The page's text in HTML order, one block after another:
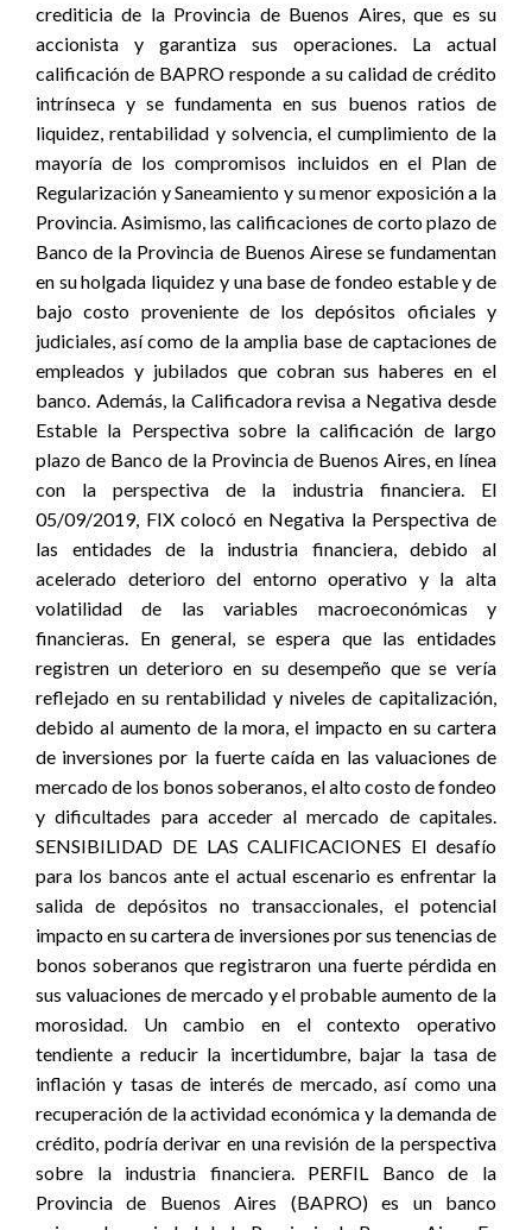
crediticia de la Provincia de Buenos Aires, que es su
accionista y garantiza sus operaciones. La actual
calificación de BAPRO responde a su calidad de crédito
intrínseca y se fundamenta en sus buenos ratios de
liquidez, rentabilidad y solvencia, el cumplimiento de la
mayoría de los compromisos incluidos en el Plan de
Regularización y Saneamiento y su menor exposición a la
Provincia. Asimismo, las calificaciones de corto plazo de
Banco de la Provincia de Buenos Airese se fundamentan
en su holgada liquidez y una base de fondeo estable y de
bajo costo proveniente de los depósitos oficiales y
judiciales, así como de la amplia base de captaciones de
empleados y jubilados que cobran sus haberes en el
banco. Además, la Calificadora revisa a Negativa desde
Estable la Perspectiva sobre la calificación de largo
plazo de Banco de la Provincia de Buenos Aires, en línea
con la perspectiva de la industria financiera. El
05/09/2019, FIX colocó en Negativa la Perspectiva de
las entidades de la industria financiera, debido al
acelerado deterioro del entorno operativo y la alta
volatilidad de las variables macroeconómicas y
financieras. En general, se espera que las entidades
registren un deterioro en su desempeño que se vería
reflejado en su rentabilidad y niveles de capitalización,
debido al aumento de la mora, el impacto en su cartera
de inversiones por la fuerte caída en las valuaciones de
mercado de los bonos soberanos, el alto costo de fondeo
y dificultades para acceder al mercado de capitales.
SENSIBILIDAD DE LAS CALIFICACIONES El desafío
para los bancos ante el actual escenario es enfrentar la
salida de depósitos no transaccionales, el potencial
impacto en su cartera de inversiones por sus tenencias de
bonos soberanos que registraron una fuerte pérdida en
sus valuaciones de mercado y el probable aumento de la
morosidad. Un cambio en el contexto operativo
tendiente a reducir la incertidumbre, bajar la tasa de
inflación y tasas de interés de mercado, así como una
recuperación de la actividad económica y la demanda de
crédito, podría derivar en una revisión de la perspectiva
sobre la industria financiera. PERFIL Banco de la
Provincia de Buenos Aires (BAPRO) es un banco